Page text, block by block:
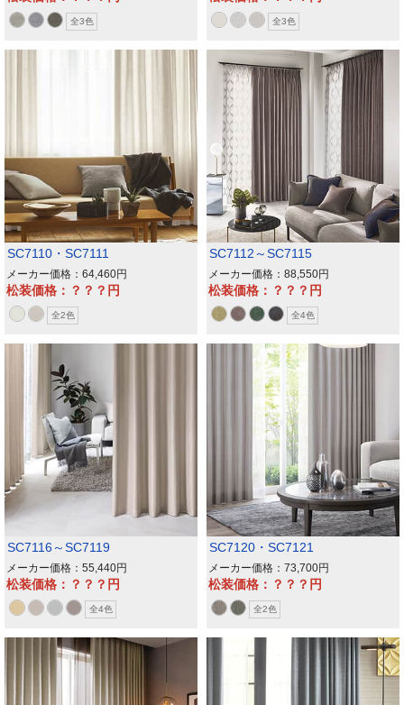
全3色 全3色
SC7110・SC7111
メーカー価格：64,460
松装価格：？？？
全2色
SC7112～SC7115
メーカー価格：88,550
松装価格：？？？
全4色
SC7116～SC7119
メーカー価格：55,440
松装価格：？？？
全4色
SC7120・SC7121
メーカー価格：73,700
松装価格：？？？
全2色